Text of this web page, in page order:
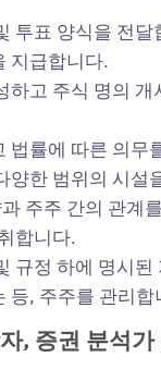
투표 양식을 전달
지급합니다.
하고 주식 명의 개
법률에 따른 의무
양한 범위의 시설
주주 간의 관계
합니다.
규정 하에 명시된
등, 주주를 관리합
, 증권 분석가